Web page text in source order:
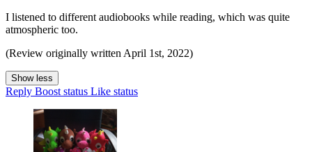
I listened to different audiobooks while reading, which was quite
atmospheric too.
(Review originally written April 1st, 2022)
Show less
Reply Boost status Like status